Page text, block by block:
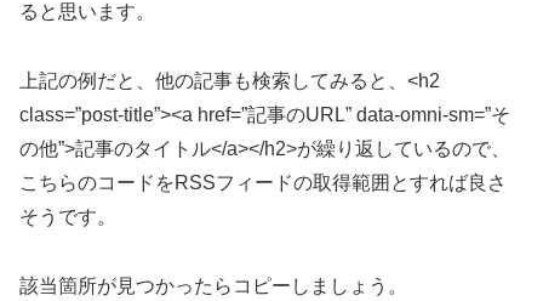
ると思います。
上記の例だと、他の記事も検索してみると、<h2
class=”post-title”><a href=”記事のURL” data-omni-sm=”そ
の他”>記事のタイトル</a></h2>が繰り返しているので、
こちらのコードをRSSフィードの取得範囲とすれば良さ
そうです。
該当箇所が見つかったらコピーしましょう。